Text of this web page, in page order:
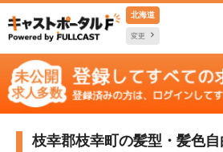
北海道
変更
枝幸郡枝幸町の髪型・髪色自